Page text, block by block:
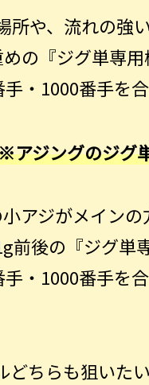
所や、流れの強
めの『ジグ単専
手・1000番手を
アジングのジグ
アジがメインの
前後の『ジグ単
手・1000番手を
どちらも狙いた